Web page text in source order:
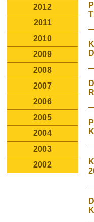
2012
2011
2010
2009
2008
2007
2006
2005
2004
2003
2002